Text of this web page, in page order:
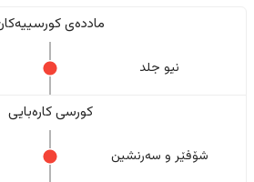
ماددەی
نیو جلد
کورسی کارەبایی
شۆفێر و سەرنشین